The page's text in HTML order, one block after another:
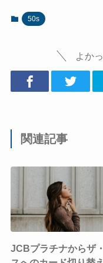
50s
よか
関連記事
JCBプラチナからザ